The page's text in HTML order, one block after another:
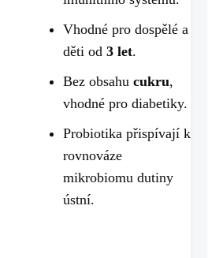
Vhodné pro dospělé a
děti od 3 let.
Bez obsahu cukru,
vhodné pro diabetiky.
Probiotika přispívají k
rovnováze
mikrobiomu dutiny
ústní.